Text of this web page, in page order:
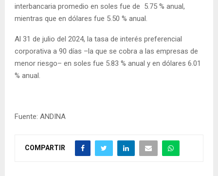
interbancaria promedio en soles fue de 5.75 % anual,
mientras que en dólares fue 5.50 % anual.
Al 31 de julio del 2024, la tasa de interés preferencial
corporativa a 90 días –la que se cobra a las empresas de
menor riesgo– en soles fue 5.83 % anual y en dólares 6.01
% anual.
Fuente: ANDINA
COMPARTIR